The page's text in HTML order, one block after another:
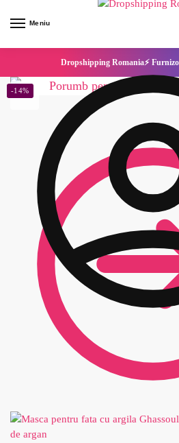
Meniu
Dropshipping Romania⚡
-14%